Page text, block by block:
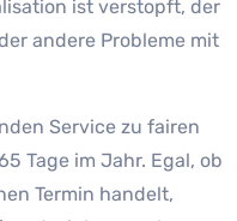
ist verstopft, der
andere Probleme mit
Service zu fairen
Tage im Jahr. Egal, ob
Termin handelt,